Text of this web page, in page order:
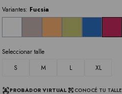
Variantes: Fucsia
Seleccionar talle
S
M L XL
PROBADOR VIRTUAL CONOCÉ TU TALLE